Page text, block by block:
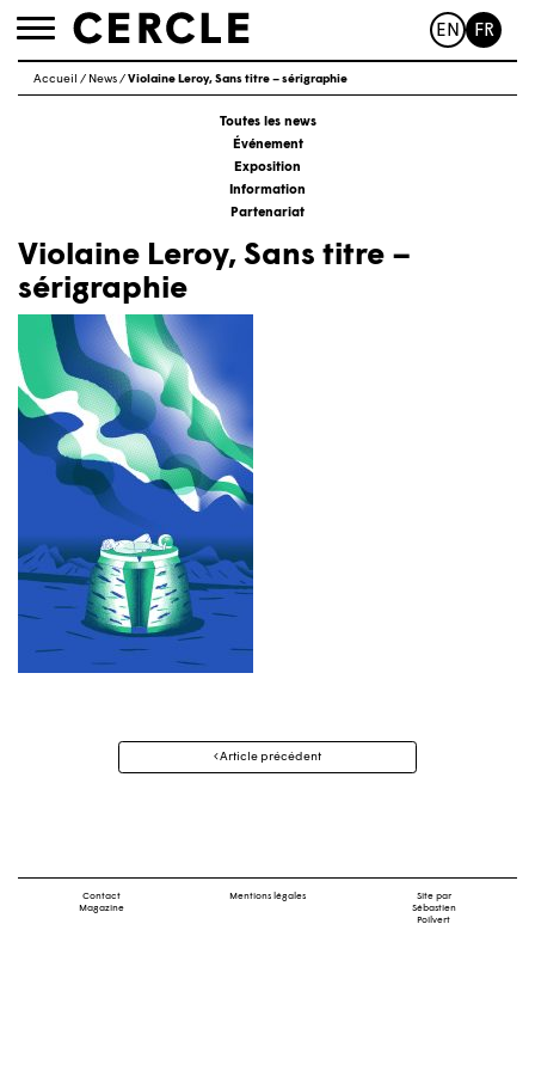
Toggle
EN FR
Accueil / News/Violaine Leroy, Sans titre – sérigraphie
Toutes les news
Événement
Exposition
Information
Partenariat
Violaine Leroy, Sans titre –
sérigraphie
Navigation
Article précédent
Contact
Magazine
Mentions légales
Site par
Sébastien
Poilvert